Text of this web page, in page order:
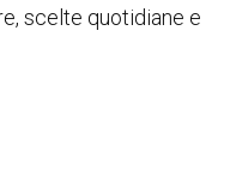
scelte quotidiane e